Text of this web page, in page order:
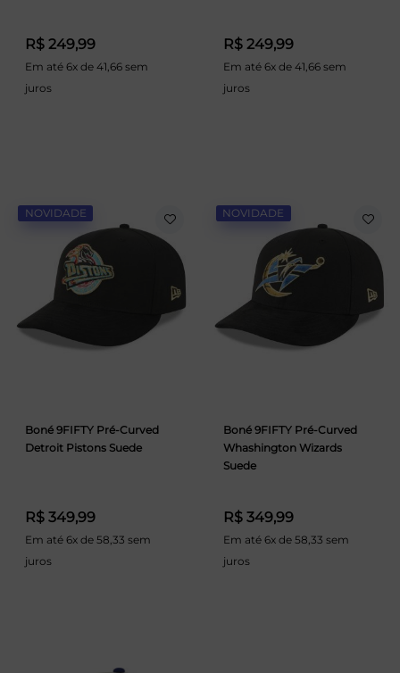
R$ 249,99
Em até 6x de 41,66 sem
juros
R$ 249,99
Em até 6x de 41,66 sem
juros
NOVIDADE
Boné 9FIFTY Pré-Curved
Detroit Pistons Suede
R$ 349,99
Em até 6x de 58,33 sem
juros
NOVIDADE
Boné 9FIFTY Pré-Curved
Whashington Wizards
Suede
R$ 349,99
Em até 6x de 58,33 sem
juros